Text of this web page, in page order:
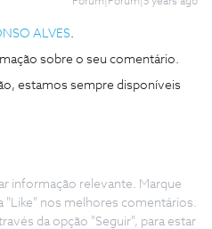
ALVES.
sobre o seu comentário.
estamos sempre disponíveis
informação relevante. Marque
"Like" nos melhores comentários.
da opção "Seguir", para estar